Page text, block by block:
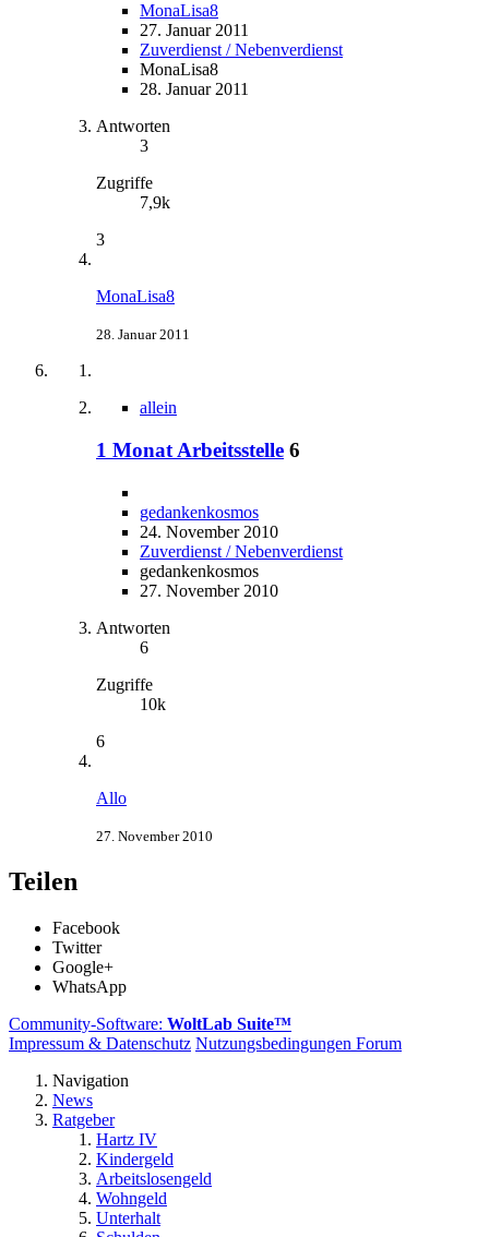
MonaLisa8
27. Januar 2011
Zuverdienst / Nebenverdienst
MonaLisa8
28. Januar 2011
Antworten
3
Zugriffe
7,9k
3
MonaLisa8
28. Januar 2011
allein
1 Monat Arbeitsstelle 6
gedankenkosmos
24. November 2010
Zuverdienst / Nebenverdienst
gedankenkosmos
27. November 2010
Antworten
6
Zugriffe
10k
6
Allo
27. November 2010
Teilen
Facebook
Twitter
Google+
WhatsApp
Community-Software: WoltLab Suite™
Impressum & Datenschutz Nutzungsbedingungen Forum
Navigation
News
Ratgeber
Hartz IV
Kindergeld
Arbeitslosengeld
Wohngeld
Unterhalt